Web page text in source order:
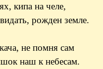
кипа на челе,
рожден земле.
не помня сам
наш к небесам.